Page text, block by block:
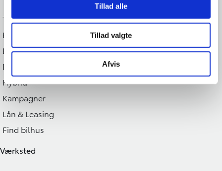
Tillad alle
Tillad valgte
Afvis
Toyota
Brugte biler
Erhverv
EL
Hybrid
Kampagner
Lån & Leasing
Find bilhus
Værksted